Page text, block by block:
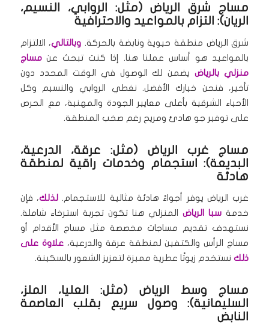
مساج شرق الرياض (مثل: الروابي، النسيم،
الريان): التزام بالمواعيد والاحترافية
شرق الرياض منطقة حيوية ونابضة بالحركة. وبالتالي، الالتزام
بالمواعيد هو أساس عملنا هنا. إذا كنت تبحث عنمساج
منزلي بالرياضيضمن لك الوصول في الوقت المحدد دون
تأخير، فنحن خيارك الأفضل. نغطي الروابي والنسيم وكل
الأحياء الشرقية بأعلى معايير الجودة والمهنية، مع الحرص
على توفير جو هادئ ومريح رغم صخب المنطقة.
مساج غرب الرياض (مثل: عرقة، الدرعية،
البديعة): استجمام وخدمات راقية لمنطقة
هادئة
غرب الرياض يوفر أجواءً هادئة مثالية للاستجمام.لذلك، فإن
خدمة سبا الرياضالمنزلي هنا تكون تجربة استرخاء شاملة.
نستهدف تقديم مساجات مخصصة مثل مساج الأقدام أو
مساج الرأس والكتفين لمنطقة عرقة والدرعية،علاوة على
ذلكنستخدم زيوتًا عطرية مميزة لتعزيز الشعور بالسكينة.
مساج وسط الرياض (مثل: العليا، الملز،
السليمانية): وصول سريع بقلب العاصمة
النابض